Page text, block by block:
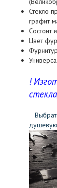
Стекло
графит
Состоит
Цвет
!
душевую